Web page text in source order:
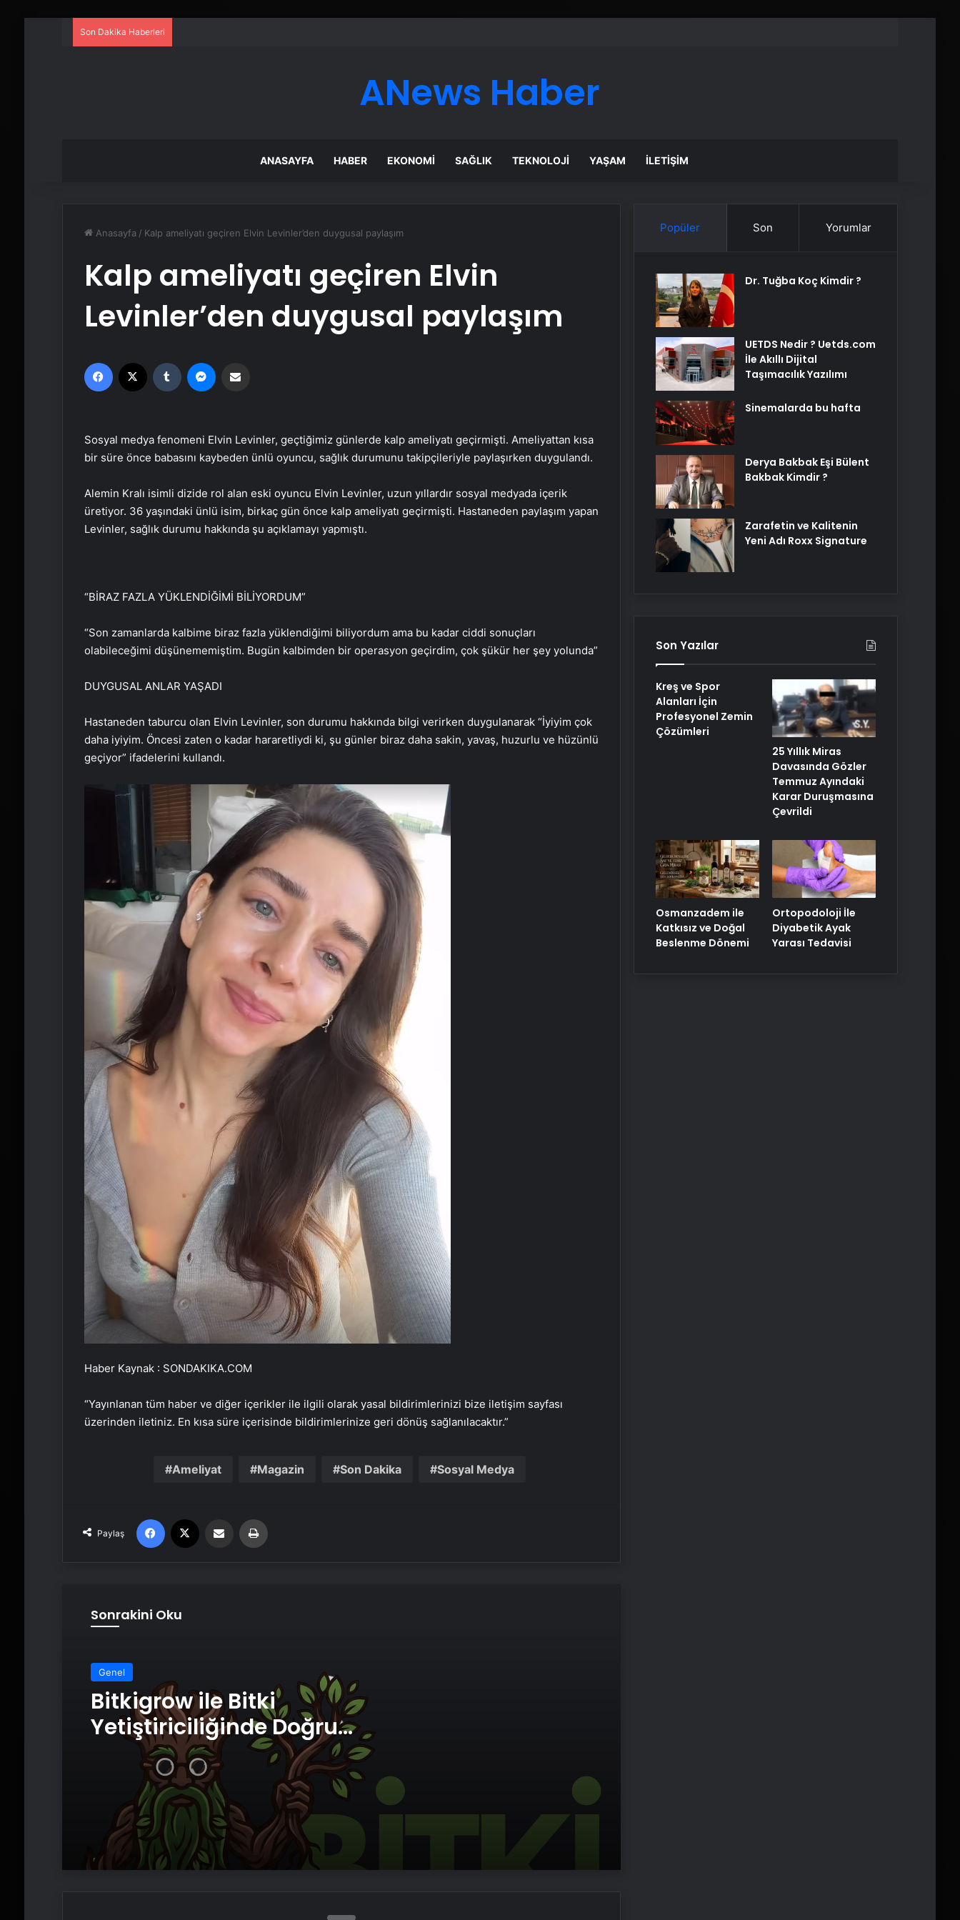
Son Dakika Haberleri
ANews Haber
ANASAYFA HABER EKONOMI SAĞLIK TEKNOLOJI YAŞAM İLETIŞIM
Anasayfa / Kalp ameliyatı geçiren Elvin Levinler’den duygusal paylaşım
Kalp ameliyatı geçiren Elvin
Levinler’den duygusal paylaşım
Facebook Tumblr
Sosyal medya fenomeni Elvin Levinler, geçtiğimiz günlerde kalp ameliyatı geçirmişti. Ameliyattan kısa
bir süre önce babasını kaybeden ünlü oyuncu, sağlık durumunu takipçileriyle paylaşırken duygulandı.
Alemin Kralı isimli dizide rol alan eski oyuncu Elvin Levinler, uzun yıllardır sosyal medyada içerik
üretiyor. 36 yaşındaki ünlü isim, birkaç gün önce kalp ameliyatı geçirmişti. Hastaneden paylaşım yapan
Levinler, sağlık durumu hakkında şu açıklamayı yapmıştı.
“BİRAZ FAZLA YÜKLENDİĞİMİ BİLİYORDUM”
“Son zamanlarda kalbime biraz fazla yüklendiğimi biliyordum ama bu kadar ciddi sonuçları
olabileceğimi düşünememiştim. Bugün kalbimden bir operasyon geçirdim, çok şükür her şey yolunda”
DUYGUSAL ANLAR YAŞADI
Hastaneden taburcu olan Elvin Levinler, son durumu hakkında bilgi verirken duygulanarak “İyiyim çok
daha iyiyim. Öncesi zaten o kadar hararetliydi ki, şu günler biraz daha sakin, yavaş, huzurlu ve hüzünlü
geçiyor” ifadelerini kullandı.
Haber Kaynak : SONDAKIKA.COM
“Yayınlanan tüm haber ve diğer içerikler ile ilgili olarak yasal bildirimlerinizi bize iletişim sayfası
üzerinden iletiniz. En kısa süre içerisinde bildirimlerinize geri dönüş sağlanılacaktır.”
Ameliyat Magazin Son Dakika Sosyal Medya
Paylaş
Facebook Email'den paylaş
Sonrakini Oku
Genel
Bitkigrow ile Bitki
Yetiştiriciliğinde Doğru
Ekipman ve Ürün Seçimi
Bitkigrow ile Bitki Yetiştiriciliğinde
Sosyox, Sosyal Medyada Büyümenin
Güvenilir Adresi Olarak Öne Çıkıyor
Şafak Sezer’den “Form” Çıkartması:
Popüler Son Yorumlar
Dr. Tuğba Koç Kimdir ?
UETDS Nedir ? Uetds.com
İle Akıllı Dijital
Taşımacılık Yazılımı
Sinemalarda bu hafta
Derya Bakbak Eşi Bülent
Bakbak Kimdir ?
Zarafetin ve Kalitenin
Yeni Adı Roxx Signature
Son Yazılar
Kreş ve Spor
Alanları İçin
Profesyonel Zemin
Çözümleri
25 Yıllık Miras
Davasında Gözler
Temmuz Ayındaki
Karar Duruşmasına
Çevrildi
Osmanzadem ile
Katkısız ve Doğal
Beslenme Dönemi
Ortopodoloji İle
Diyabetik Ayak
Yarası Tedavisi